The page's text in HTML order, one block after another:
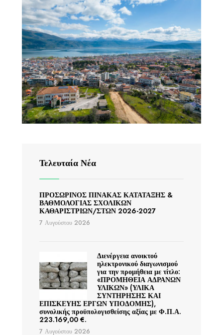
Τελευταία Νέα
ΠΡΟΣΩΡΙΝΟΣ ΠΙΝΑΚΑΣ ΚΑΤΑΤΑΞΗΣ &
ΒΑΘΜΟΛΟΓΙΑΣ ΣΧΟΛΙΚΩΝ
ΚΑΘΑΡΙΣΤΡΙΩΝ/ΣΤΩΝ 2026-2027
7 Αυγούστου 2026
Διενέργεια ανοικτού
ηλεκτρονικού διαγωνισμού
για την προμήθεια με τίτλο:
«ΠΡΟΜΗΘΕΙΑ ΑΔΡΑΝΩΝ
ΥΛΙΚΩΝ» (ΥΛΙΚΑ
ΣΥΝΤΗΡΗΣΗΣ ΚΑΙ
ΕΠΙΣΚΕΥΗΣ ΕΡΓΩΝ ΥΠΟΔΟΜΗΣ),
συνολικής προϋπολογισθείσης αξίας με Φ.Π.Α.
223.169,00 €.
7 Αυγούστου 2026